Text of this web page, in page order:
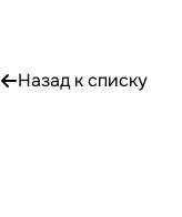
Назад к списку